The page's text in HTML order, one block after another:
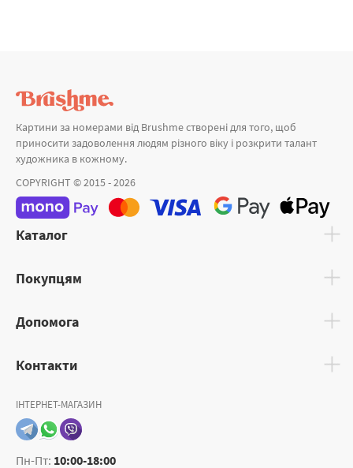
Картини за номерами від Brushme створені для того, щоб
приносити задоволення людям різного віку і розкрити талант
художника в кожному.
COPYRIGHT © 2015 - 2026
Каталог
Покупцям
Допомога
Контакти
ІНТЕРНЕТ-МАГАЗИН
Пн-Пт: 10:00-18:00